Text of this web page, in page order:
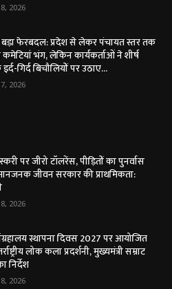
2026
फेरबदल: प्रदेश से लेकर पंचायत स्तर तक
भंग, लेकिन कार्यकर्ताओं ने शीर्ष
गिर्द बिचौलियों पर उठाए...
2026
पर जीरो टॉलरेंस, पीड़ितों का पुनर्वास
जीवन सरकार की प्राथमिकता:
2026
स्थापना दिवस 2027 पर आयोजित
लोक कला प्रदर्शनी, मुख्यमंत्री सम्राट
निर्देश
2026